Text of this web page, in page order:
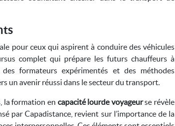
pour ceux qui aspirent à conduire des véhicules
complet qui prépare les futurs chauffeurs à
formateurs expérimentés et des méthodes
un avenir réussi dans le secteur du transport.
la formation en capacité lourde voyageurse révèle
par Capadistance, revient sur l’importance de la